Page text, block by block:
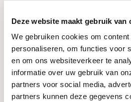
Deze website maakt gebruik van
We gebruiken cookies om
personaliseren, om functies voor
en om ons websiteverkeer te
informatie over uw gebruik van
partners voor social media,
partners kunnen deze gegevens
Juwelen
Trouwringen
PRE-OWNED
Luxe Accessoires